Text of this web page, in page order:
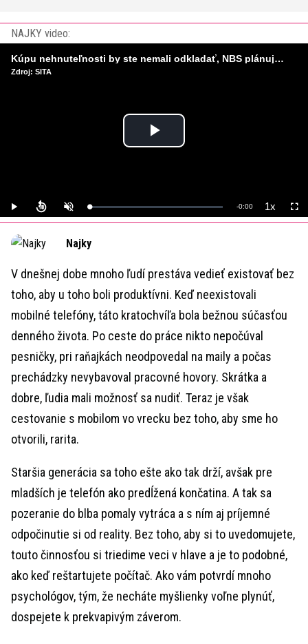
NAJKY video:
Play
Play UnmuteLoaded:
0%
Remaining
-0:00 1xPlayback
Rate
Kúpu nehnuteľnosti by ste nemali odkladať, NBS plánuje sprísniť pravidlá pri hypotékach
Zdroj: SITA
Najky
V dnešnej dobe mnoho ľudí prestáva vedieť existovať bez
toho, aby u toho boli produktívni. Keď neexistovali
mobilné telefóny, táto kratochvíľa bola bežnou súčasťou
denného života. Po ceste do práce nikto nepočúval
pesničky, pri raňajkách neodpovedal na maily a počas
prechádzky nevybavoval pracovné hovory. Skrátka a
dobre, ľudia mali možnosť sa nudiť. Teraz je však
cestovanie s mobilom vo vrecku bez toho, aby sme ho
otvorili, rarita.
Staršia generácia sa toho ešte ako tak drží, avšak pre
mladších je telefón ako predĺžená končatina. A tak sa
pozeranie do blba pomaly vytráca a s ním aj príjemné
odpočinutie si od reality. Bez toho, aby si to uvedomujete,
touto činnosťou si triedime veci v hlave a je to podobné,
ako keď reštartujete počítač. Ako vám potvrdí mnoho
psychológov, tým, že necháte myšlienky voľne plynúť,
dospejete k prekvapivým záverom.